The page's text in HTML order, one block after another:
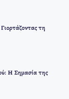
τη
Η Σημασία της